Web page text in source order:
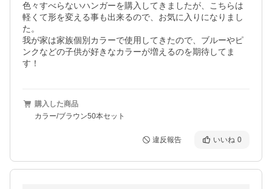
色々すべらないハンガーを購入してきましたが、こちらは
軽くて形を変える事も出来るので、お気に入りになりまし
た。
我が家は家族個別カラーで使用してきたので、ブルーやピ
ンクなどの子供が好きなカラーが増えるのを期待してま
す！
購入した商品
カラー/ブラウン50本セット
違反報告 いいね 0